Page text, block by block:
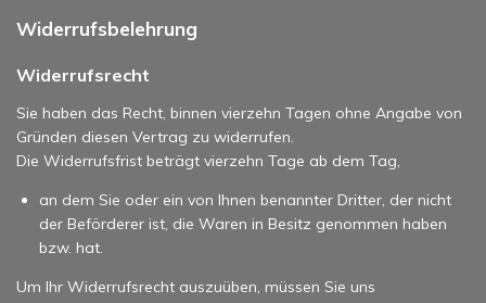
Widerrufsbelehrung
Widerrufsrecht
Sie haben das Recht, binnen vierzehn Tagen ohne Angabe von
Gründen diesen Vertrag zu widerrufen.
Die Widerrufsfrist beträgt vierzehn Tage ab dem Tag,
an dem Sie oder ein von Ihnen benannter Dritter, der nicht
der Beförderer ist, die Waren in Besitz genommen haben
bzw. hat.
Um Ihr Widerrufsrecht auszuüben, müssen Sie uns